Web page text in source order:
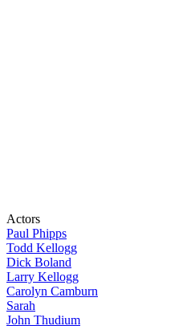
Actors
Paul Phipps
Todd Kellogg
Dick Boland
Larry Kellogg
Carolyn Camburn
Sarah
John Thudium